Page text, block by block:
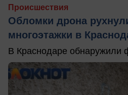
Происшествия
Обломки дрона
многоэтажки в
В Краснодаре